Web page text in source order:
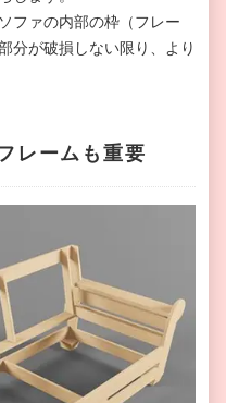
ファの内部の枠（フレー
分が破損しない限り、より
レームも重要